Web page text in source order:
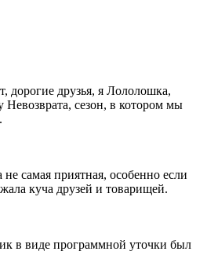
дорогие друзья, я Лололошка,
Невозврата, сезон, в котором мы
самая приятная, особенно если
куча друзей и товарищей.
в виде программной уточки был